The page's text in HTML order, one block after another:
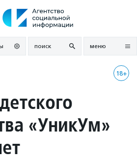
поиск меню
18+
«УникУм»